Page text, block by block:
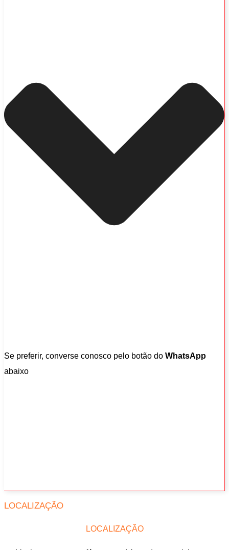
Se preferir, converse conosco pelo botão do WhatsApp
abaixo
LOCALIZAÇÃO
LOCALIZAÇÃO